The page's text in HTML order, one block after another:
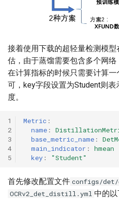
接着使用下载的超轻量检测模
估，由于蒸馏需要包含多个网络
在计算指标的时候只需要计算
可，key字段设置为Student则
度。
1
2
3
4
5
Metric :
name :
base_metric_name :
main_indicator :
hmean
key : "Student"
首先修改配置文件 configs/det/
OCRv2_det_distill.yml 中的以